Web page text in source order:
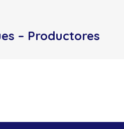
– Productores